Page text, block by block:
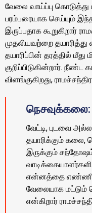
வேலை வாய்ப்பு கொடுத்து
பரம்பரையாக செய்யும்
இருப்பதாக கூறுகிறார்
முதலியவற்றை
தயாரிப்பின் தரத்தில்
குறிப்பிடுகின்றார்.
விளங்குகிறது,
நெசவுக்கலை:
வேட்டி, புடவை
தயாரிக்கும் கலை,
இருக்கும்
என்னத்தை
வேலையாக மட்டும்
என்கிறார்